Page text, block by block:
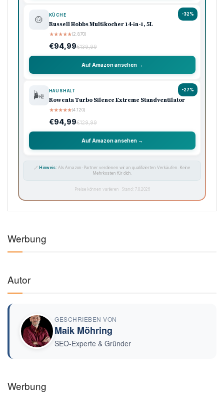
-32%
🍲 KÜCHE
Russell Hobbs Multikocher 14-in-1, 5L
★★★★★(2.870)
€94,99€139,99
Auf Amazon ansehen →
-27%
🌬️ HAUSHALT
Rowenta Turbo Silence Extreme Standventilator
★★★★★(4.120)
€94,99€129,99
Auf Amazon ansehen →
🔗 Hinweis: Als Amazon-Partner verdienen wir an qualifizierten Verkäufen. Keine
Mehrkosten für dich.
Preise können variieren · Stand: 7.8.2026
Werbung
Autor
GESCHRIEBEN VON
Maik Möhring
SEO-Experte & Gründer
Werbung